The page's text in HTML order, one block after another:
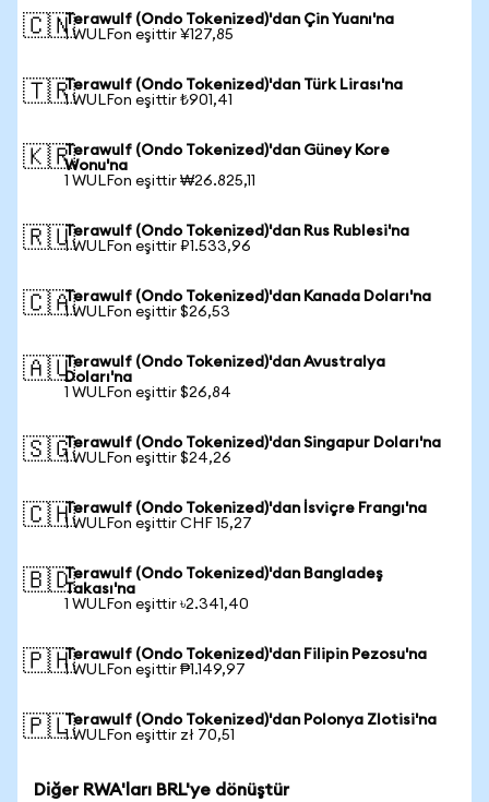
🇨🇳Terawulf (Ondo Tokenized)'dan Çin Yuanı'na
1 WULFon eşittir ¥127,85
🇹🇷Terawulf (Ondo Tokenized)'dan Türk Lirası'na
1 WULFon eşittir ₺901,41
🇰🇷Terawulf (Ondo Tokenized)'dan Güney Kore
Wonu'na
1 WULFon eşittir ₩26.825,11
🇷🇺Terawulf (Ondo Tokenized)'dan Rus Rublesi'na
1 WULFon eşittir ₽1.533,96
🇨🇦Terawulf (Ondo Tokenized)'dan Kanada Doları'na
1 WULFon eşittir $26,53
🇦🇺Terawulf (Ondo Tokenized)'dan Avustralya
Doları'na
1 WULFon eşittir $26,84
🇸🇬Terawulf (Ondo Tokenized)'dan Singapur Doları'na
1 WULFon eşittir $24,26
🇨🇭Terawulf (Ondo Tokenized)'dan İsviçre Frangı'na
1 WULFon eşittir CHF 15,27
🇧🇩Terawulf (Ondo Tokenized)'dan Bangladeş
Takası'na
1 WULFon eşittir ৳2.341,40
🇵🇭Terawulf (Ondo Tokenized)'dan Filipin Pezosu'na
1 WULFon eşittir ₱1.149,97
🇵🇱Terawulf (Ondo Tokenized)'dan Polonya Zlotisi'na
1 WULFon eşittir zł 70,51
Diğer RWA'ları BRL'ye dönüştür